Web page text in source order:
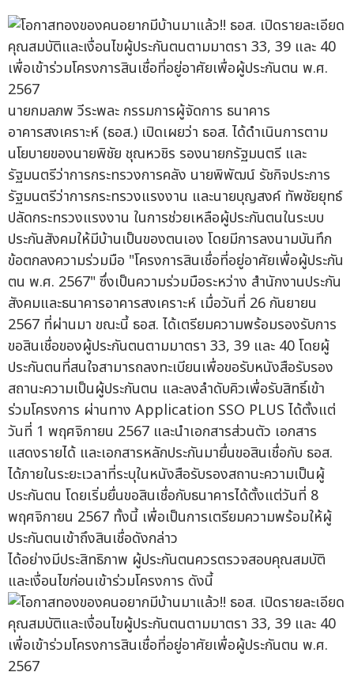
นายกมลภพ วีระพละ กรรมการผู้จัดการ ธนาคาร
อาคารสงเคราะห์ (ธอส.) เปิดเผยว่า ธอส. ได้ดำเนินการตาม
นโยบายของนายพิชัย ชุณหวชิร รองนายกรัฐมนตรี และ
รัฐมนตรีว่าการกระทรวงการคลัง นายพิพัฒน์ รัชกิจประการ
รัฐมนตรีว่าการกระทรวงแรงงาน และนายบุญสงค์ ทัพชัยยุทธ์
ปลัดกระทรวงแรงงาน ในการช่วยเหลือผู้ประกันตนในระบบ
ประกันสังคมให้มีบ้านเป็นของตนเอง โดยมีการลงนามบันทึก
ข้อตกลงความร่วมมือ "โครงการสินเชื่อที่อยู่อาศัยเพื่อผู้ประกัน
ตน พ.ศ. 2567" ซึ่งเป็นความร่วมมือระหว่าง สำนักงานประกัน
สังคมและธนาคารอาคารสงเคราะห์ เมื่อวันที่ 26 กันยายน
2567 ที่ผ่านมา ขณะนี้ ธอส. ได้เตรียมความพร้อมรองรับการ
ขอสินเชื่อของผู้ประกันตนตามมาตรา 33, 39 และ 40 โดยผู้
ประกันตนที่สนใจสามารถลงทะเบียนเพื่อขอรับหนังสือรับรอง
สถานะความเป็นผู้ประกันตน และลงลำดับคิวเพื่อรับสิทธิ์เข้า
ร่วมโครงการ ผ่านทาง Application SSO PLUS ได้ตั้งแต่
วันที่ 1 พฤศจิกายน 2567 และนำเอกสารส่วนตัว เอกสาร
แสดงรายได้ และเอกสารหลักประกันมายื่นขอสินเชื่อกับ ธอส.
ได้ภายในระยะเวลาที่ระบุในหนังสือรับรองสถานะความเป็นผู้
ประกันตน โดยเริ่มยื่นขอสินเชื่อกับธนาคารได้ตั้งแต่วันที่ 8
พฤศจิกายน 2567 ทั้งนี้ เพื่อเป็นการเตรียมความพร้อมให้ผู้
ประกันตนเข้าถึงสินเชื่อดังกล่าว
ได้อย่างมีประสิทธิภาพ ผู้ประกันตนควรตรวจสอบคุณสมบัติ
และเงื่อนไขก่อนเข้าร่วมโครงการ ดังนี้